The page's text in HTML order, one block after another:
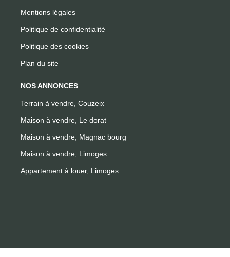
Mentions légales
Politique de confidentialité
Politique des cookies
Plan du site
NOS ANNONCES
Terrain à vendre, Couzeix
Maison à vendre, Le dorat
Maison à vendre, Magnac bourg
Maison à vendre, Limoges
Appartement à louer, Limoges